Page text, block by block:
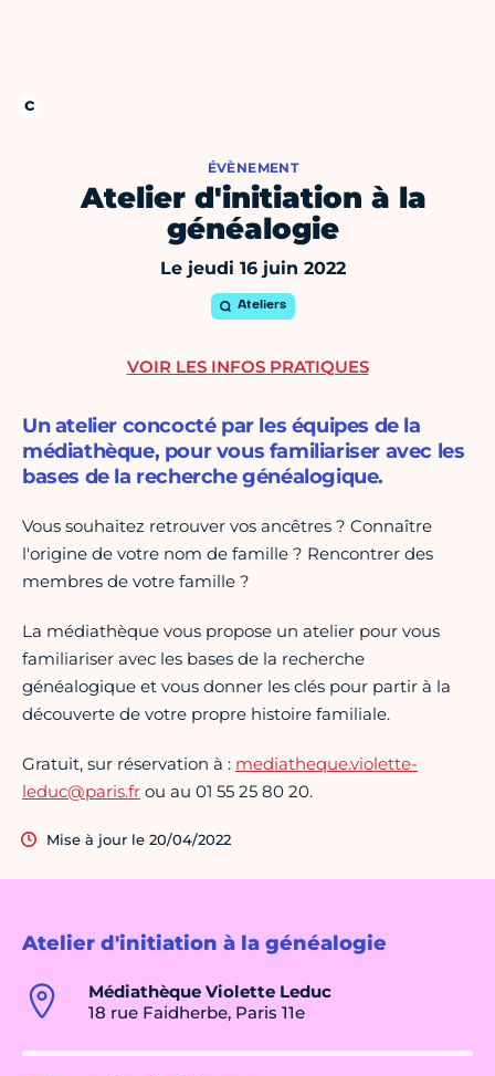
ÉVÈNEMENT
Atelier d'initiation à la
généalogie
Le jeudi 16 juin 2022
Ateliers
Atelier d'initiation à la généalogie
Médiathèque Violette Leduc
18 rue Faidherbe, Paris 11e
Un atelier concocté par les équipes de la
médiathèque, pour vous familiariser avec les
bases de la recherche généalogique.
Vous souhaitez retrouver vos ancêtres ? Connaître
l'origine de votre nom de famille ? Rencontrer des
membres de votre famille ?
La médiathèque vous propose un atelier pour vous
familiariser avec les bases de la recherche
généalogique et vous donner les clés pour partir à la
découverte de votre propre histoire familiale.
Gratuit, sur réservation à : mediatheque.violette-
leduc@paris.fr ou au 01 55 25 80 20.
Mise à jour le 20/04/2022
VOIR LES INFOS PRATIQUES